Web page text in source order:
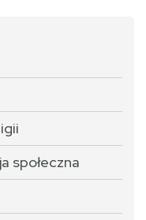
społeczna